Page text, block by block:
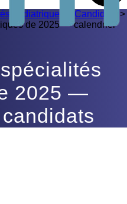
pédiatriques Candidats
>
de 2025 — calendrier
2025 —